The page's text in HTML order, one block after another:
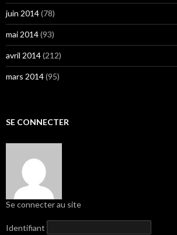
juin 2014(78)
mai 2014(93)
avril 2014(212)
mars 2014(95)
SE CONNECTER
Se connecter au site
Identifiant